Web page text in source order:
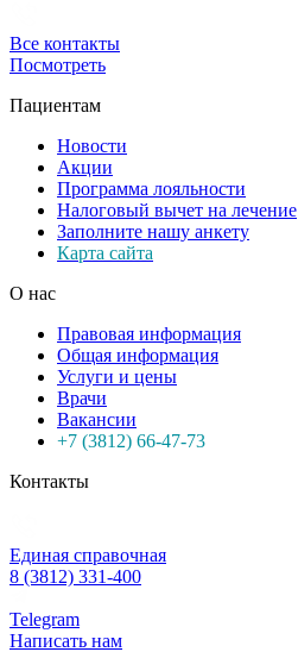
Все контакты
Посмотреть
Пациентам
Новости
Акции
Программа лояльности
Налоговый вычет на лечение
Заполните нашу анкету
Карта сайта
О нас
Правовая информация
Общая информация
Услуги и цены
Врачи
Вакансии
+7 (3812) 66-47-73
Контакты
Единая справочная
8 (3812) 331-400
Telegram
Написать нам